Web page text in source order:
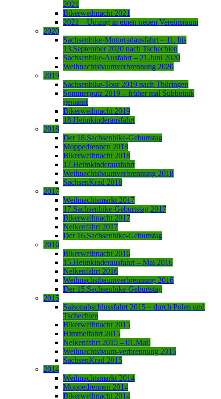
2021
Bikerweihnacht 2021
2021 – Umzug in einen neuen Vereinsraum
2020
Sachsenbike-Motorradausfahrt – 11. bis
13.September 2020 nach Tschechien
Sachsenbike-Ausfahrt – 21.Juni 2020
Weihnachtsbaumverbrennung 2020
2019
Sachsenbike-Tour 2019 nach Thüringen
Sommerputz 2019 – früher mal Subbotnik
genannt
Bikerweihnacht 2019
18.Heimkinderausfahrt
2018
Der 18.Sachsenbike-Geburtstag
Moppedrennen 2018
Bikerweihnacht 2018
17.Heimkinderausfahrt
Weihnachtsbaumverbrennung 2018
SachsenKrad 2018
2017
Weihnachtsmarkt 2017
17.Sachsenbike-Geburtstag 2017
Bikerweihnacht 2017
Nelkenfahrt 2017
Der 16.Sachsenbike-Geburtstag
2016
Bikerweihnacht 2016
15.Heimkinderausfahrt – Mai 2016
Nelkenfahrt 2016
Weihnachstbaumverbrennung 2016
Der 15.Sachsenbike-Geburtstag
2015
Saisonabschlussfahrt 2015 – durch Polen und
Tschechien
Bikerweihnacht 2015
Himmelfahrt 2015
Nelkenfahrt 2015 – 01.Mai!
Weihnachtsbaum-verbrennung 2015
SachsenKrad 2015
2014
Weihnachtsmarkt 2014
Moppedrennen 2014
Bikerweihnacht 2014